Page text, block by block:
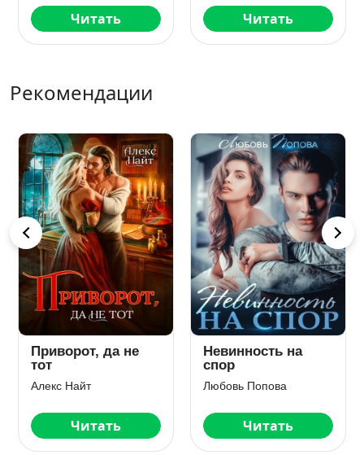
Читать Читать
Рекомендации
Варрэн-Лин: Путь
Стаи
Юна Ариманта
Читать
Женатый. Не мой
Катя Киринина
Читать